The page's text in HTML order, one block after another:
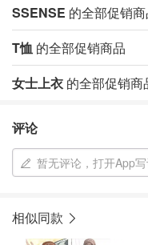
SSENSE 的全部促销
T恤 的全部促销商品
女士上衣 的全部促销商
评论
暂无评论，打开App
相似同款